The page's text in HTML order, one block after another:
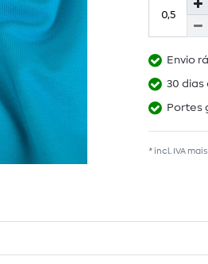
Envio
30
Portes
* incl. IVA mais